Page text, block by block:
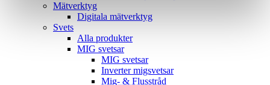
Mätverktyg
Digitala mätverktyg
Svets
Alla produkter
MIG svetsar
MIG svetsar
Inverter migsvetsar
Mig- & Flusstråd